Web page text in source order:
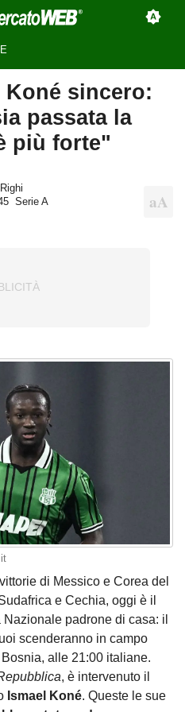
Koné sincero:
passata la
più forte"
Serie A
di Messico e Corea del
e Cechia, oggi è il
padrone di casa: il
scenderanno in campo
alle 21:00 italiane.
, è intervenuto il
Ismael Koné. Queste le sue